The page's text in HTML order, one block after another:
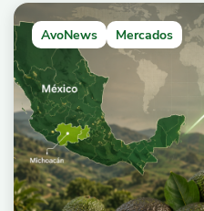
AvoNews Mercados